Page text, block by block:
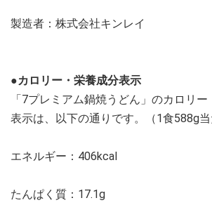
製造者：株式会社キンレイ
●カロリー・栄養成分表示
「7プレミアム鍋焼うどん」のカロリ
表示は、以下の通りです。（1食588g当
エネルギー：406kcal
たんぱく質：17.1g